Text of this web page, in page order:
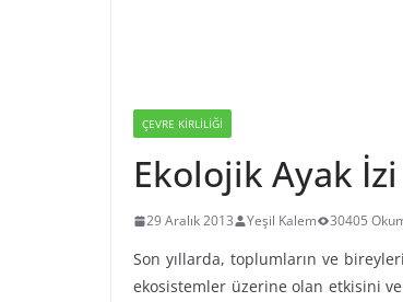
ÇEVRE KIRLILIĞI
Ekolojik Ayak İzi
29 Aralık 2013 Yeşil Kalem 30405
Son yıllarda, toplumların ve
ekosistemler üzerine olan etkisini